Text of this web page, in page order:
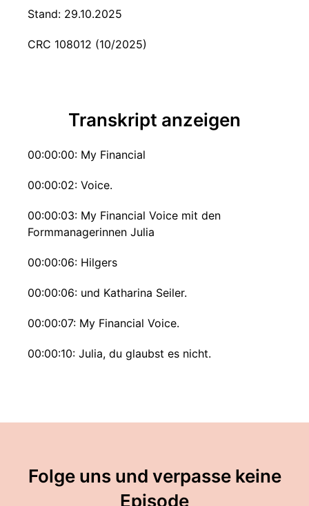
Stand: 29.10.2025
CRC 108012 (10/2025)
Transkript anzeigen
00:00:00: My Financial
00:00:02: Voice.
00:00:03: My Financial Voice mit den
Formmanagerinnen Julia
00:00:06: Hilgers
00:00:06: und Katharina Seiler.
00:00:07: My Financial Voice.
00:00:10: Julia, du glaubst es nicht.
00:00:19: Ich habe gesagt, ich habe es
geschafft, ich habe dich überzeugt, aber dass
Folge uns und verpasse keine
Episode